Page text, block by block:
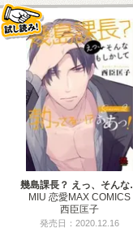
幾島課長？ えっ、そん
MIU 恋愛MAX COMICS
西臣匡子
発売日：2020.12.16